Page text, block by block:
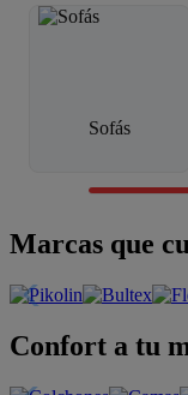
Sofás
Marcas que
Confort a tu